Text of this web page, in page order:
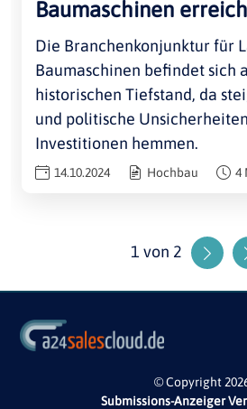
Baumaschinen
Die Branchenkonjunktur für
Baumaschinen befindet sich
historischen Tiefstand, da
und politische
Investitionen hemmen.
14.10.2024 Hochbau 4
1 von 2
© Copyright
Submissions-Anzeiger